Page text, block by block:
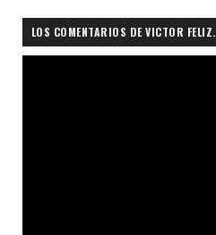
LOS COMENTARIOS DE VICTOR FELIZ.